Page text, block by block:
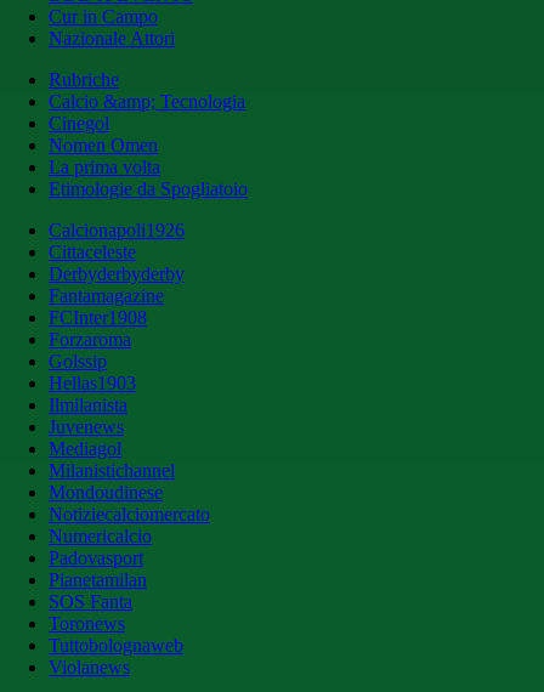
Cur in Campo
Nazionale Attori
Rubriche
Calcio &amp; Tecnologia
Cinegol
Nomen Omen
La prima volta
Etimologie da Spogliatoio
Calcionapoli1926
Cittaceleste
Derbyderbyderby
Fantamagazine
FCInter1908
Forzaroma
Golssip
Hellas1903
Ilmilanista
Juvenews
Mediagol
Milanistichannel
Mondoudinese
Notiziecalciomercato
Numericalcio
Padovasport
Pianetamilan
SOS Fanta
Toronews
Tuttobolognaweb
Violanews